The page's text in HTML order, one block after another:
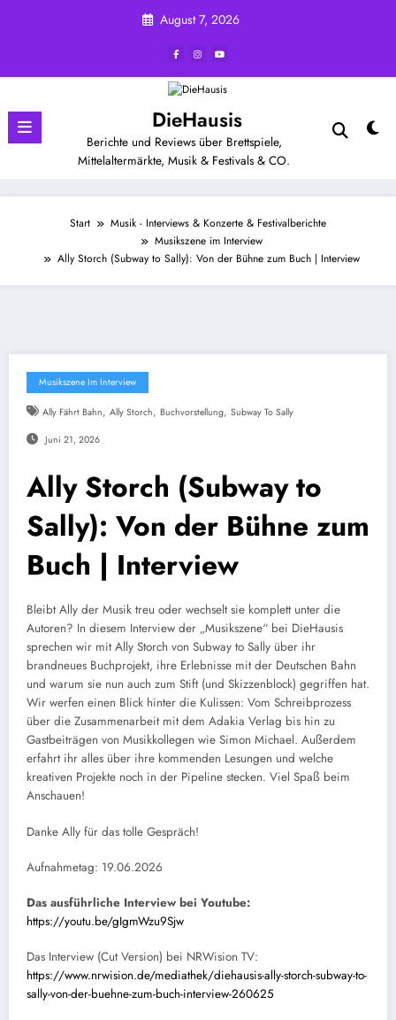
August 7, 2026
DieHausis
Berichte und Reviews über Brettspiele,
Mittelaltermärkte, Musik & Festivals & CO.
Start
Musik - Interviews & Konzerte & Festivalberichte
Musikszene im Interview
Ally Storch (Subway to Sally): Von der Bühne zum Buch | Interview
Musikszene Im Interview
Ally Fährt Bahn, Ally Storch, Buchvorstellung, Subway To Sally
Juni 21, 2026
Ally Storch (Subway to
Sally): Von der Bühne zum
Buch | Interview
Bleibt Ally der Musik treu oder wechselt sie komplett unter die
Autoren? In diesem Interview der „Musikszene“ bei DieHausis
sprechen wir mit Ally Storch von Subway to Sally über ihr
brandneues Buchprojekt, ihre Erlebnisse mit der Deutschen Bahn
und warum sie nun auch zum Stift (und Skizzenblock) gegriffen hat.
Wir werfen einen Blick hinter die Kulissen: Vom Schreibprozess
über die Zusammenarbeit mit dem Adakia Verlag bis hin zu
Gastbeiträgen von Musikkollegen wie Simon Michael. Außerdem
erfahrt ihr alles über ihre kommenden Lesungen und welche
kreativen Projekte noch in der Pipeline stecken. Viel Spaß beim
Anschauen!
Danke Ally für das tolle Gespräch!
Aufnahmetag: 19.06.2026
Das ausführliche Interview bei Youtube:
https://youtu.be/gIgmWzu9Sjw
Das Interview (Cut Version) bei NRWision TV:
https://www.nrwision.de/mediathek/diehausis-ally-storch-subway-to-
sally-von-der-buehne-zum-buch-interview-260625